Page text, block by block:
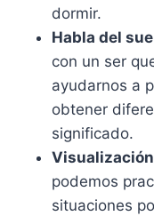
dormir.
Habla del
con un ser
ayudarnos a
obtener
significado.
podemos
situaciones